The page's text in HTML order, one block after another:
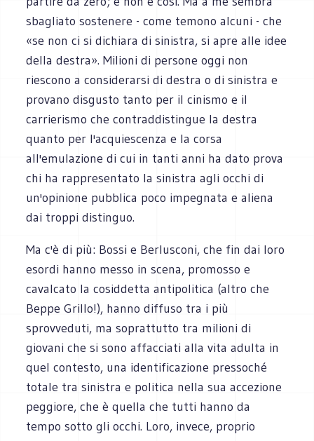
sbagliato sostenere - come temono alcuni - che
«se non ci si dichiara di sinistra, si apre alle idee
della destra». Milioni di persone oggi non
riescono a considerarsi di destra o di sinistra e
provano disgusto tanto per il cinismo e il
carrierismo che contraddistingue la destra
quanto per l'acquiescenza e la corsa
all'emulazione di cui in tanti anni ha dato prova
chi ha rappresentato la sinistra agli occhi di
un'opinione pubblica poco impegnata e aliena
dai troppi distinguo.
Ma c'è di più: Bossi e Berlusconi, che fin dai loro
esordi hanno messo in scena, promosso e
cavalcato la cosiddetta antipolitica (altro che
Beppe Grillo!), hanno diffuso tra i più
sprovveduti, ma soprattutto tra milioni di
giovani che si sono affacciati alla vita adulta in
quel contesto, una identificazione pressoché
totale tra sinistra e politica nella sua accezione
peggiore, che è quella che tutti hanno da
tempo sotto gli occhi. Loro, invece, proprio